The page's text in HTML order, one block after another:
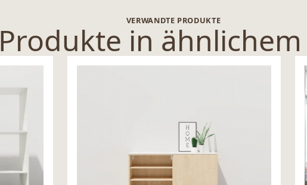
VERWANDTE PRODUKTE
Produkte in ähnlichem